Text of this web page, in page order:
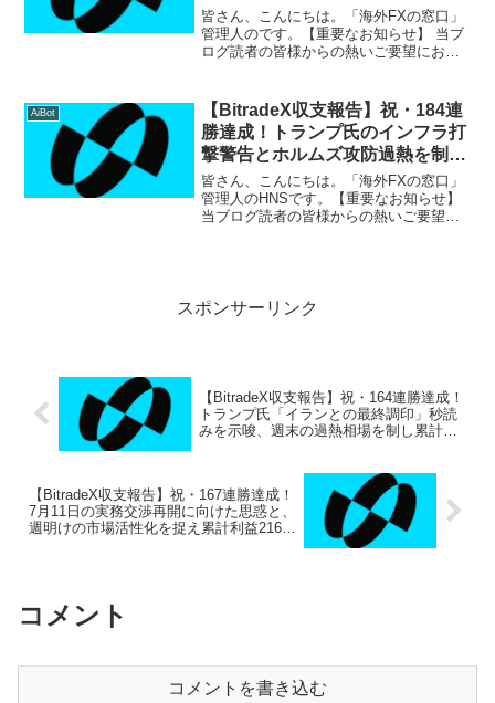
利益145万円突破！
皆さん、こんにちは。「海外FXの窓口」
管理人のです。【重要なお知らせ】 当ブ
ログ読者の皆様からの熱いご要望にお応
「BitradeXの具体的な始め方を知りた
い」「...
AiBot
【BitradeX収支報告】祝・184連
勝達成！トランプ氏のインフラ打
撃警告とホルムズ攻防過熱を制
し、累計利益256万円突破！
皆さん、こんにちは。「海外FXの窓口」
管理人のHNSです。【重要なお知らせ】
当ブログ読者の皆様からの熱いご要望に
スポンサーリンク
【BitradeX収支報告】祝・164連勝達成！
トランプ氏「イランとの最終調印」秒読
みを示唆、週末の過熱相場を制し累計利
【BitradeX収支報告】祝・167連勝達成！
7月11日の実務交渉再開に向けた思惑と、
週明けの市場活性化を捉え累計利益216万
コメント
コメントを書き込む